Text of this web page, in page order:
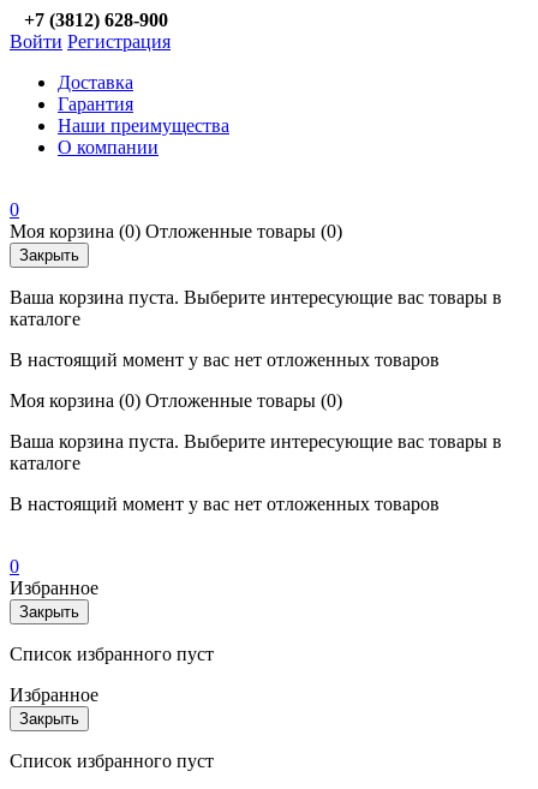
+7 (3812) 628-900
Войти Регистрация
Доставка
Гарантия
Наши преимущества
О компании
0
Моя корзина (0) Отложенные товары (0)
Закрыть
Ваша корзина пуста. Выберите интересующие вас товары в
каталоге
В настоящий момент у вас нет отложенных товаров
Моя корзина (0) Отложенные товары (0)
Ваша корзина пуста. Выберите интересующие вас товары в
каталоге
В настоящий момент у вас нет отложенных товаров
0
Избранное
Закрыть
Список избранного пуст
Избранное
Закрыть
Список избранного пуст